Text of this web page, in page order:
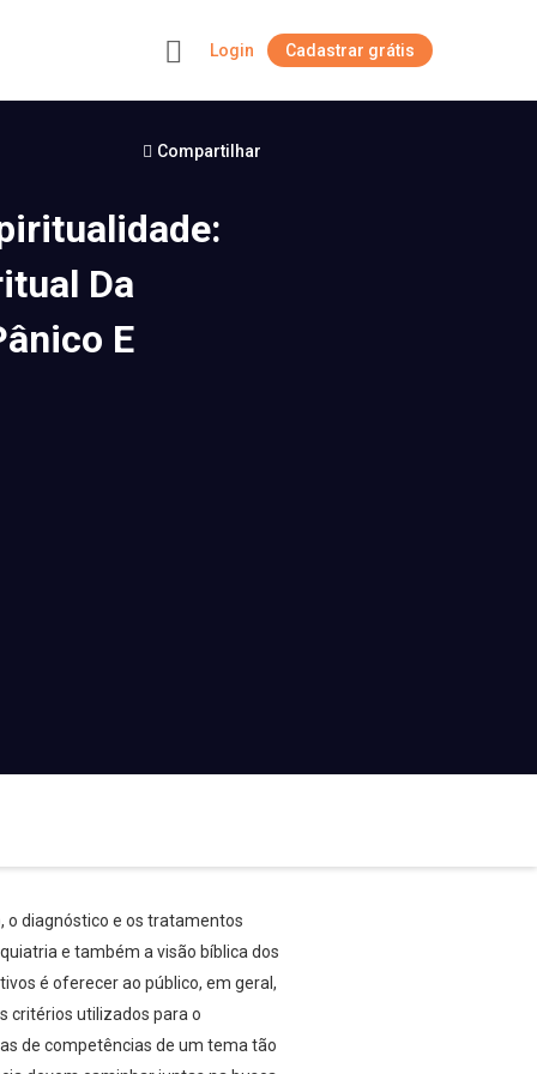
Login Cadastrar grátis
Compartilhar
Da
E
o diagnóstico e os tratamentos
e também a visão bíblica dos
é oferecer ao público, em geral,
critérios utilizados para o
de competências de um tema tão